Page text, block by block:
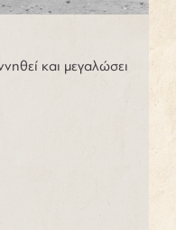
και μεγαλώσει